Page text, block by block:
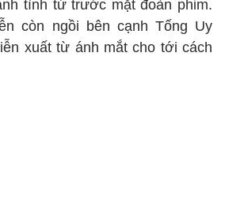
tình tứ trước mặt đoàn phim.
còn ngồi bên cạnh Tống Uy
xuất từ ánh mắt cho tới cách